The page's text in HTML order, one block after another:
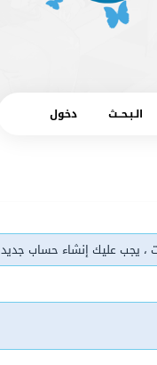
الـبـحــث دخول
، يجب عليك إنشاء حساب جديد